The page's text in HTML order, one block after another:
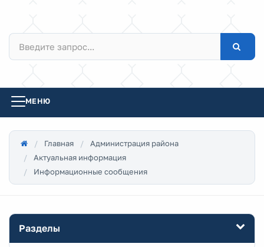
МЕНЮ
Главная
Администрация района
Актуальная информация
Информационные сообщения
Разделы